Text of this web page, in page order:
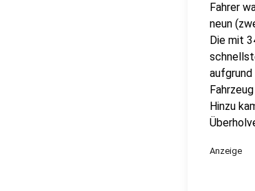
Fahrer
neun
Die mit
aufgrund
Hinzu
Anzeige